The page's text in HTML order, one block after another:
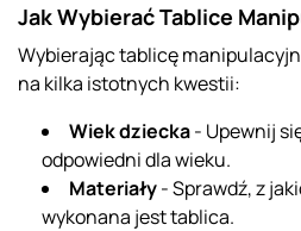
Jak Wybierać Tablice
Wybierając tablicę
na kilka istotnych kwestii:
Wiek dziecka- Upewnij
odpowiedni dla wieku.
Materiały- Sprawdź, z
wykonana jest tablica.